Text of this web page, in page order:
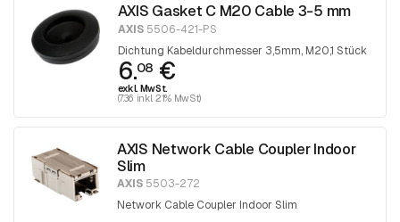
AXIS Gasket C M20 Cable 3-5 mm
AXIS5506-421-PS
Dichtung Kabeldurchmesser 3,5mm, M20,1 Stück
6.08 €
exkl. MwSt.
(7.36 inkl. 21% MwSt)
AXIS Network Cable Coupler Indoor
Slim
AXIS 5503-272
Network Cable Coupler Indoor Slim